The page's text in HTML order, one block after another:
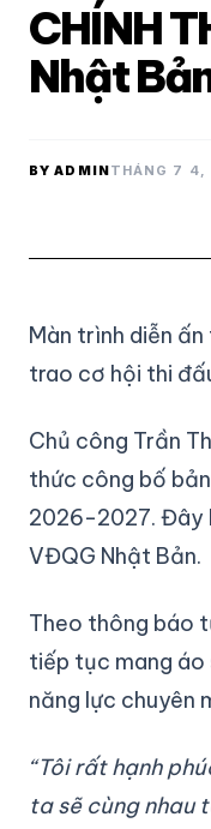
CHÍNH
Nhật
BY ADMINTHÁNG 7 4,
Màn trình diễn
trao cơ hội thi
Chủ công Trần
thức công bố
2026-2027. Đây
VĐQG Nhật Bản.
Theo thông báo
tiếp tục mang áo
năng lực chuyên
“Tôi rất hạnh
ta sẽ cùng nhau